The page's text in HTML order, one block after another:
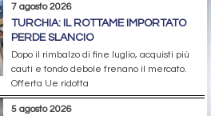
7 agosto 2026
TURCHIA: IL ROTTAME IMPORTATO
PERDE SLANCIO
Dopo il rimbalzo di fine luglio, acquisti più
cauti e tondo debole frenano il mercato.
Offerta Ue ridotta
5 agosto 2026